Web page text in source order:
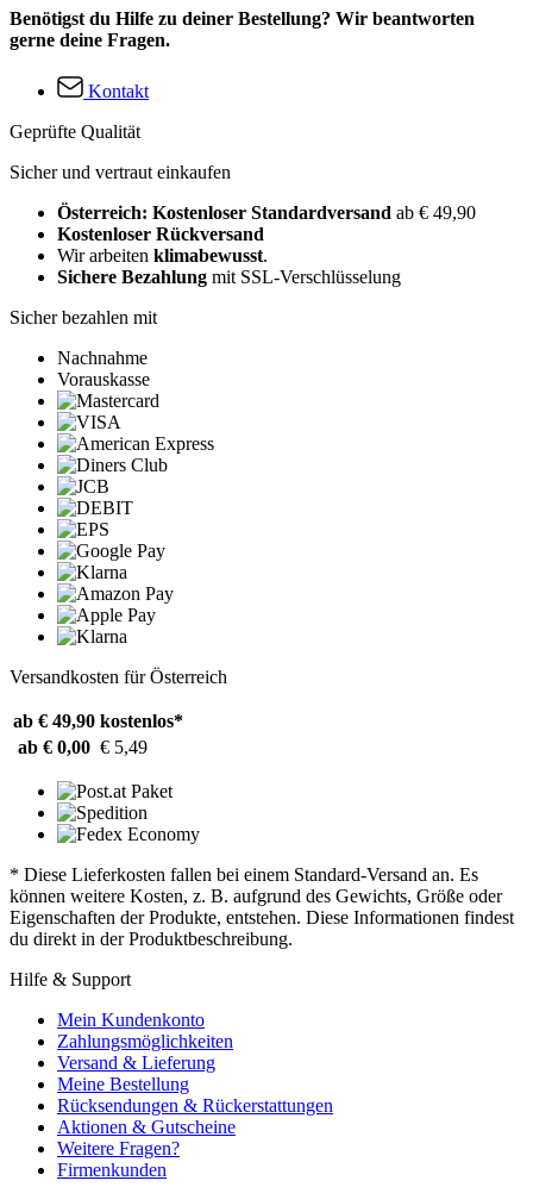
Benötigst du Hilfe zu deiner Bestellung? Wir beantworten
gerne deine Fragen.
Kontakt
Geprüfte Qualität
Sicher und vertraut einkaufen
Österreich: Kostenloser Standardversand ab € 49,90
Kostenloser Rückversand
Wir arbeiten klimabewusst.
Sichere Bezahlung mit SSL-Verschlüsselung
Sicher bezahlen mit
Nachnahme
Vorauskasse
Versandkosten für Österreich
ab € 49,90 kostenlos*
ab € 0,00 € 5,49
* Diese Lieferkosten fallen bei einem Standard-Versand an. Es
können weitere Kosten, z. B. aufgrund des Gewichts, Größe oder
Eigenschaften der Produkte, entstehen. Diese Informationen findest
du direkt in der Produktbeschreibung.
Hilfe & Support
Mein Kundenkonto
Zahlungsmöglichkeiten
Versand & Lieferung
Meine Bestellung
Rücksendungen & Rückerstattungen
Aktionen & Gutscheine
Weitere Fragen?
Firmenkunden